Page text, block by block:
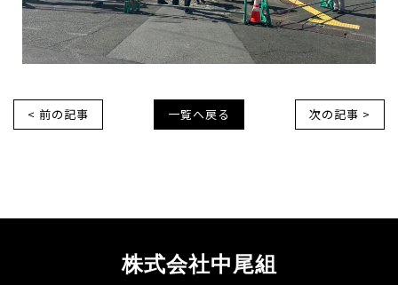
< 前の記事 一覧へ戻る 次の記事 >
株式会社中尾組